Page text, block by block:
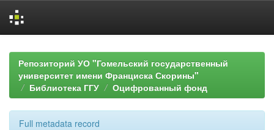
navigationРепозиторий УО "Гомельский государственный
университет имени Франциска Скорины"
Библиотека ГГУ
Оцифрованный фонд
Full metadata record